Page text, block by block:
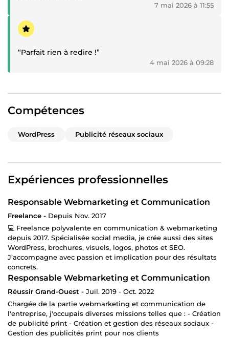
7 mai 2026 à 11:55
Témoignage positif
“Parfait rien à redire !”
4 mai 2026 à 09:28
Compétences
WordPress Publicité réseaux sociaux
Expériences professionnelles
Responsable Webmarketing et Communication
Freelance - Depuis Nov. 2017
💻 Freelance polyvalente en communication & webmarketing
depuis 2017. Spécialisée social media, je crée aussi des sites
WordPress, brochures, visuels, logos, photos et SEO.
J’accompagne avec passion et implication pour des résultats
concrets.
Responsable Webmarketing et Communication
Réussir Grand-Ouest - Juil. 2019 - Oct. 2022
Chargée de la partie webmarketing et communication de
l'entreprise, j'occupais diverses missions telles que : - Création
de publicité print - Création et gestion des réseaux sociaux -
Gestion des publicités print pour nos clients